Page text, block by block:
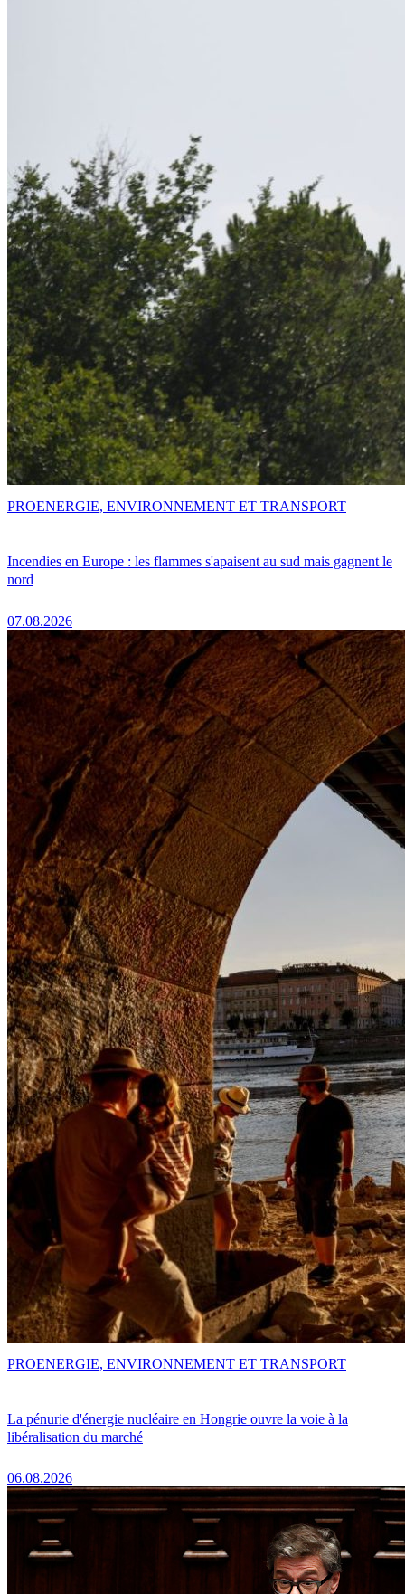
Incendies en Europe : les flammes s'apaisent au sud mais gagnent le
nord
07.08.2026
PROENERGIE, ENVIRONNEMENT ET TRANSPORT
La pénurie d'énergie nucléaire en Hongrie ouvre la voie à la
libéralisation du marché
06.08.2026
PROENERGIE, ENVIRONNEMENT ET TRANSPORT